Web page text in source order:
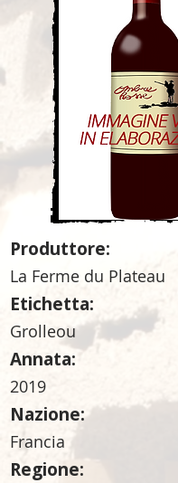
Produttore:
La Ferme du Plateau
Etichetta:
Grolleou
Annata:
2019
Nazione:
Francia
Regione: